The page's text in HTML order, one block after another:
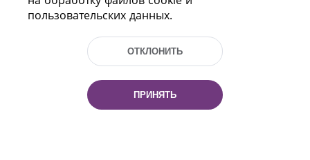
Пр-т Независимости 116
г. Минск, Республика Беларусь, 220114
Тел.: (+375 17) 368 37 37, Факс: (+375 17)
Эл. почта: inbox@nlb.by
пользовательских данных.
ОТКЛОНИТЬ
ПРИНЯТЬ